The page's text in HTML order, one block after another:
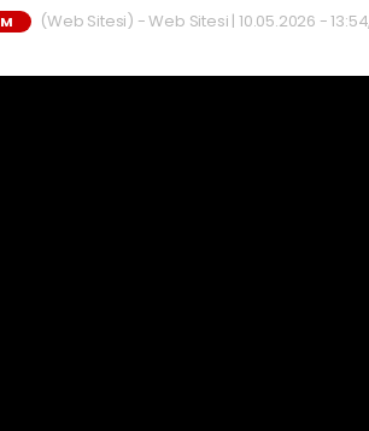
(Web Sitesi) - Web Sitesi | 10.05.2026 -